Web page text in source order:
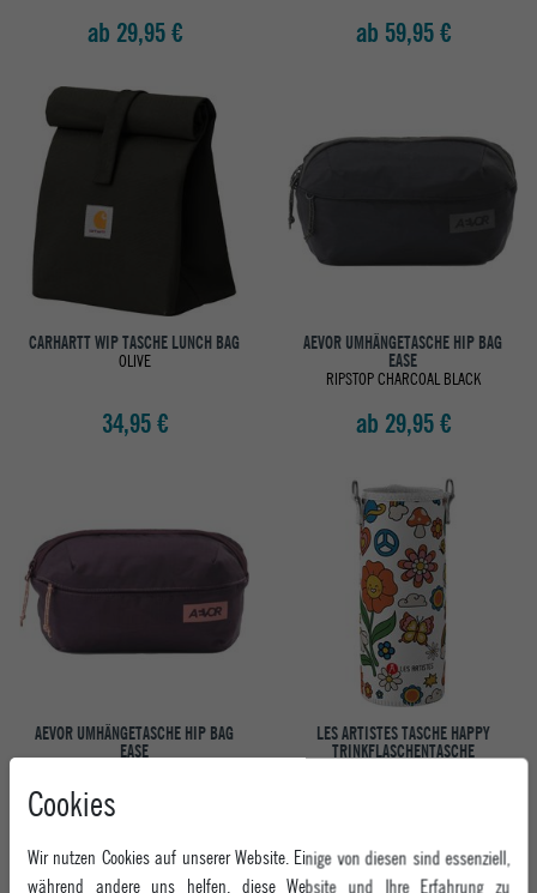
ab 29,95 € ab 59,95 €
CARHARTT WIP TASCHE LUNCH BAG
OLIVE
34,95 €
AEVOR UMHÄNGETASCHE HIP BAG
EASE
RIPSTOP CHARCOAL BLACK
ab 29,95 €
AEVOR UMHÄNGETASCHE HIP BAG
EASE
ab 29,95 €
LES ARTISTES TASCHE HAPPY
TRINKFLASCHENTASCHE
Cookies
Wir nutzen Cookies auf unserer Website. Einige von diesen sind essenziell,
während andere uns helfen, diese Website und Ihre Erfahrung zu